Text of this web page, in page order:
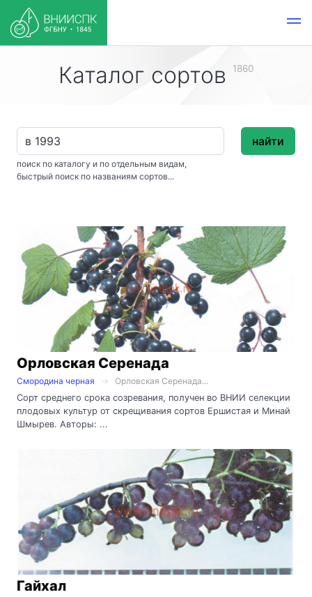
Каталог сортов 1860
поиск по каталогу и по отдельным видам,
быстрый поиск по названиям сортов...
найти
Орловская Серенада
Смородина черная
Орловская Серенада...
Сорт среднего срока созревания, получен во ВНИИ селекции
плодовых культур от скрещивания сортов Ершистая и Минай
Шмырев. Авторы: ...
Гайхал